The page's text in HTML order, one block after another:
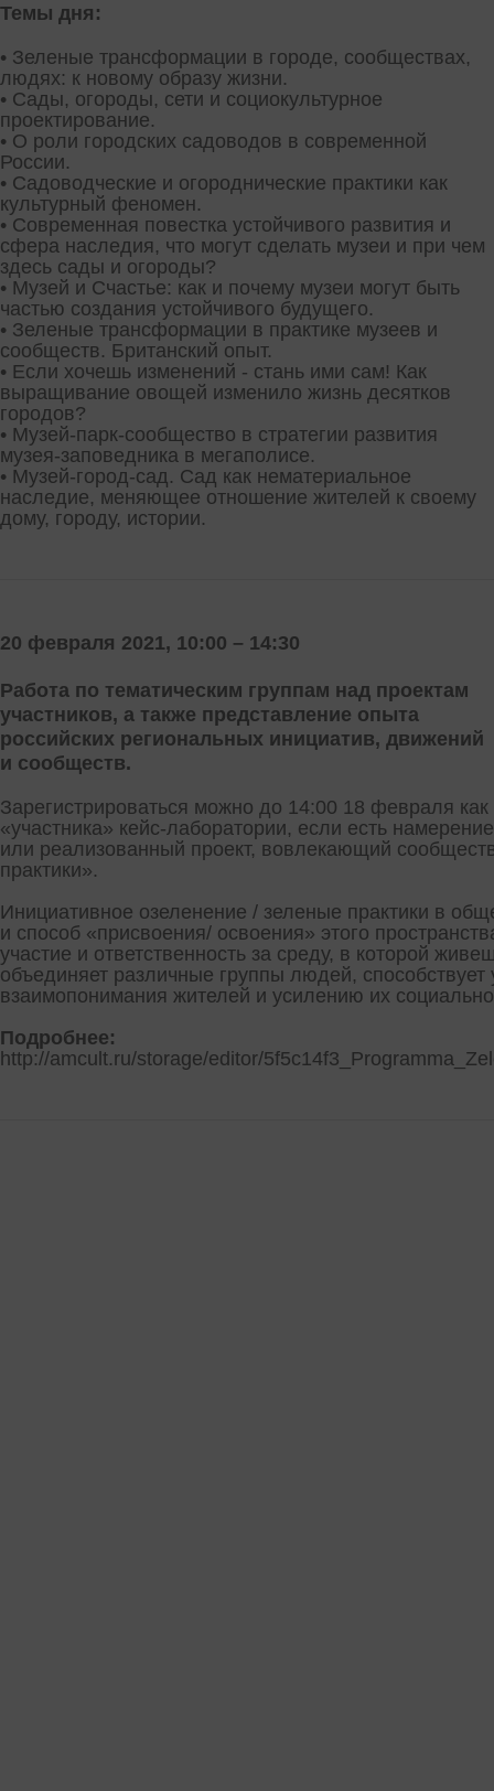
Темы дня:
• Зеленые трансформации в городе, сообществах,
людях: к новому образу жизни.
• Сады, огороды, сети и социокультурное
проектирование.
• О роли городских садоводов в современной
России.
• Садоводческие и огороднические практики как
культурный феномен.
• Современная повестка устойчивого развития и
сфера наследия, что могут сделать музеи и при чем
здесь сады и огороды?
• Музей и Счастье: как и почему музеи могут быть
частью создания устойчивого будущего.
• Зеленые трансформации в практике музеев и
сообществ. Британский опыт.
• Если хочешь изменений - стань ими сам! Как
выращивание овощей изменило жизнь десятков
городов?
• Музей-парк-сообщество в стратегии развития
музея-заповедника в мегаполисе.
• Музей-город-сад. Сад как нематериальное
наследие, меняющее отношение жителей к своему
дому, городу, истории.
20 февраля 2021, 10:00 – 14:30
Работа по тематическим группам над проектам
участников, а также представление опыта
российских региональных инициатив, движений
и сообществ.
Зарегистрироваться можно до 14:00 18 февраля как
«участника» кейс-лаборатории, если есть
или реализованный проект, вовлекающий
практики».
Инициативное озеленение / зеленые практики в
и способ «присвоения/ освоения» этого
участие и ответственность за среду, в которой
объединяет различные группы людей,
взаимопонимания жителей и усилению их
Подробнее:
http://amcult.ru/storage/editor/